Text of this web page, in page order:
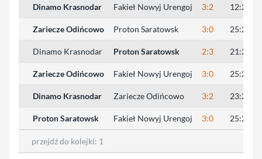
Dinamo Krasnodar Fakieł Nowyj Urengoj 3:2 12:25,
Zariecze Odińcowo Proton Saratowsk 3:0 25:23,
Dinamo Krasnodar Proton Saratowsk 2:3 21:25,
Zariecze Odińcowo Fakieł Nowyj Urengoj 3:0 25:22,
Dinamo Krasnodar Zariecze Odińcowo 3:2 23:25,
Proton Saratowsk Fakieł Nowyj Urengoj 3:0 25:21,
przejdź do kolejki: 1